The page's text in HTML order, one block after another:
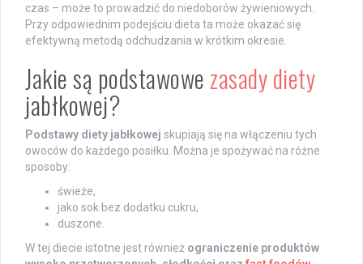
czas – może to prowadzić do niedoborów żywieniowych.
Przy odpowiednim podejściu dieta ta może okazać się
efektywną metodą odchudzania w krótkim okresie.
Jakie są podstawowe zasady diety
jabłkowej?
Podstawy diety jabłkowej skupiają się na włączeniu tych
owoców do każdego posiłku. Można je spożywać na różne
sposoby:
świeże,
jako sok bez dodatku cukru,
duszone.
W tej diecie istotne jest również ograniczenie produktów